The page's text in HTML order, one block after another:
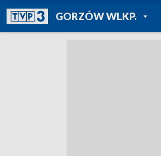
GORZÓW WLKP.POWRÓT DO
TVP REGIONY